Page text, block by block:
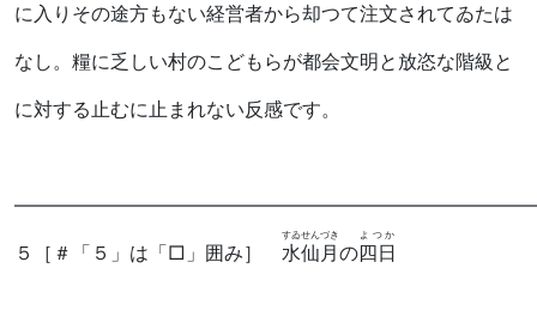
に入りその途方もない経営者から却つて注文されてゐたは
なし。糧に乏しい村のこどもらが都会文明と放恣な階級と
に対する止むに止まれない反感です。
５
［＃「５」は「□」囲み］ 水仙月
すゐせんづき
の四日
よつか